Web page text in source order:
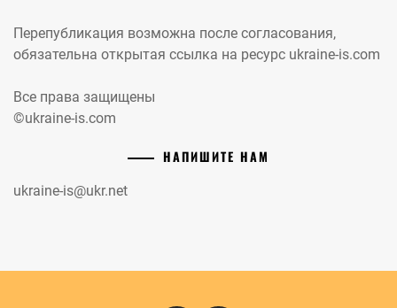
Перепубликация возможна после согласования,
обязательна открытая ссылка на ресурс ukraine-is.com
Все права защищены
©ukraine-is.com
НАПИШИТЕ НАМ
ukraine-is@ukr.net